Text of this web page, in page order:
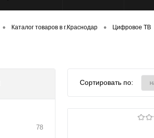
• Каталог товаров в г.Краснодар • Цифровое ТВ
78
Сортировать по: